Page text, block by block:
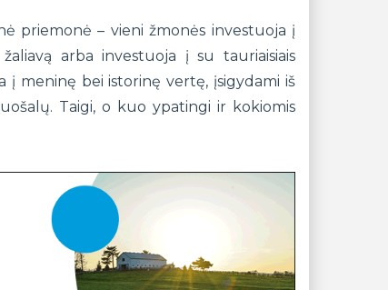
priemonė – vieni žmonės investuoja į
arba investuoja į su tauriaisiais
į meninę bei istorinę vertę, įsigydami iš
Taigi, o kuo ypatingi ir kokiomis